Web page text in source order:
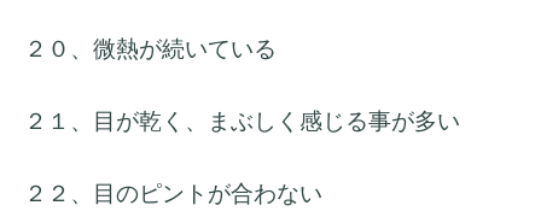
２０、微熱が続いている
２１、目が乾く、まぶしく感じる事が多い
２２、目のピントが合わない